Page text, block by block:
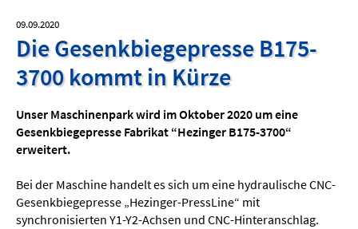
09.09.2020
Die Gesenkbiegepresse B175-
3700 kommt in Kürze
Unser Maschinenpark wird im Oktober 2020 um eine
Gesenkbiegepresse Fabrikat “Hezinger B175-3700“
erweitert.
Bei der Maschine handelt es sich um eine hydraulische CNC-
Gesenkbiegepresse „Hezinger-PressLine“ mit
synchronisierten Y1-Y2-Achsen und CNC-Hinteranschlag.